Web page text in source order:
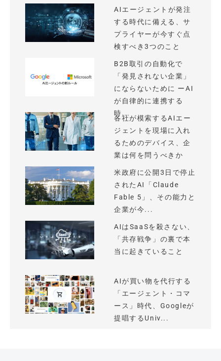
AIエージェントが発注
する時代に備える、サ
プライヤーが今すぐ点
検すべき3つのこと
B2B取引の自動化で
「発見されない企業」
にならないために ーAI
が自律的に連携する
時...
各社が模索するAIエー
ジェントを現場に入れ
るためのデバイス、企
業は何を問うべきか
米政府に公開3日で停止
されたAI「Claude
Fable 5」、その能力と
企業が今...
AIはSaaSを殺さない、
「共存戦争」の裏で本
当に起きていること
AIが買い物を代行する
「エージェント・コマ
ース」時代、Googleが
提唱するUniv...